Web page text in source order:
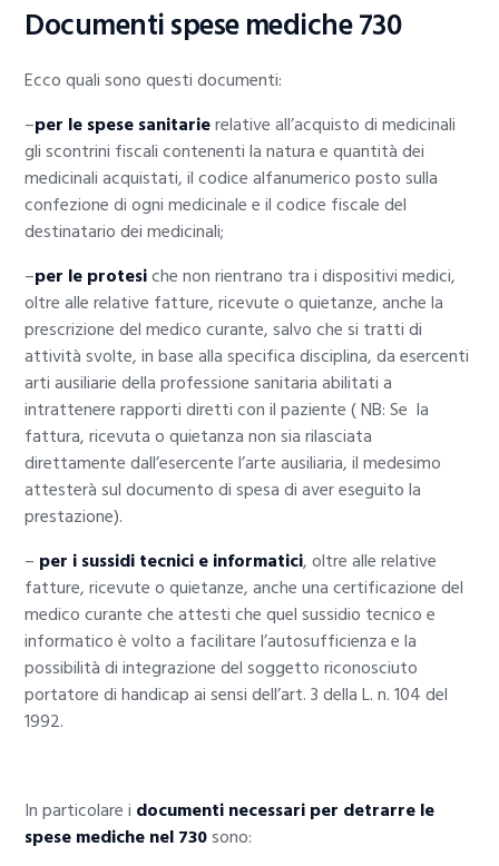
Documenti spese mediche 730
Ecco quali sono questi documenti:
–per le spese sanitarierelative all’acquisto di medicinali
gli scontrini fiscali contenenti la natura e quantità dei
medicinali acquistati, il codice alfanumerico posto sulla
confezione di ogni medicinale e il codice fiscale del
destinatario dei medicinali;
–per le protesiche non rientrano tra i dispositivi medici,
oltre alle relative fatture, ricevute o quietanze, anche la
prescrizione del medico curante, salvo che si tratti di
attività svolte, in base alla specifica disciplina, da esercenti
arti ausiliarie della professione sanitaria abilitati a
intrattenere rapporti diretti con il paziente ( NB: Se la
fattura, ricevuta o quietanza non sia rilasciata
direttamente dall’esercente l’arte ausiliaria, il medesimo
attesterà sul documento di spesa di aver eseguito la
prestazione).
– per i sussidi tecnici e informatici, oltre alle relative
fatture, ricevute o quietanze, anche una certificazione del
medico curante che attesti che quel sussidio tecnico e
informatico è volto a facilitare l’autosufficienza e la
possibilità di integrazione del soggetto riconosciuto
portatore di handicap ai sensi dell’art. 3 della L. n. 104 del
1992.
In particolare i documenti necessari per detrarre le
spese mediche nel 730sono: